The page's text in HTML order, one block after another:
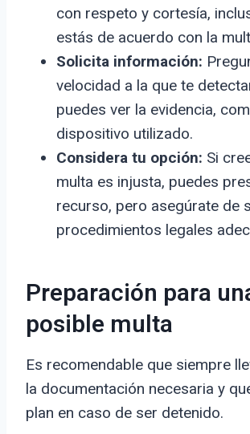
con respeto y cortesía,
estás de acuerdo con la
Solicita información:
velocidad a la que te
puedes ver la evidencia,
dispositivo utilizado.
Considera tu opción: Si
multa es injusta, puedes
recurso, pero asegúrate de
procedimientos legales
Preparación para
posible multa
Es recomendable que siempre
la documentación necesaria y
plan en caso de ser detenido.